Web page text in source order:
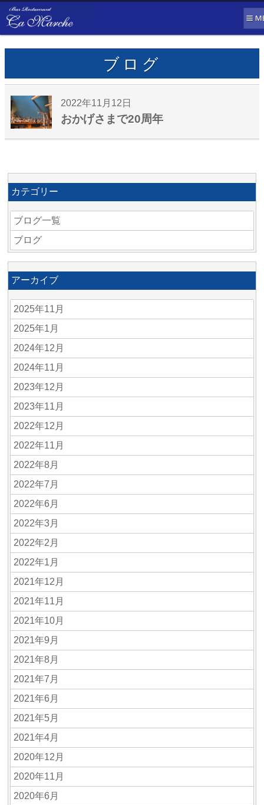
ブログ
2022年11月12日
おかげさまで20周年
カテゴリー
ブログ一覧
ブログ
アーカイブ
2025年11月
2025年1月
2024年12月
2024年11月
2023年12月
2023年11月
2022年12月
2022年11月
2022年8月
2022年7月
2022年6月
2022年3月
2022年2月
2022年1月
2021年12月
2021年11月
2021年10月
2021年9月
2021年8月
2021年7月
2021年6月
2021年5月
2021年4月
2020年12月
2020年11月
2020年6月